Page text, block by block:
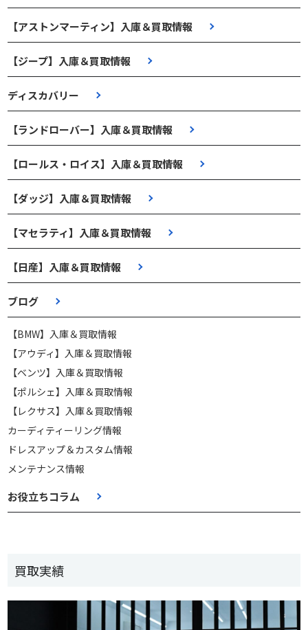
【アストンマーティン】入庫＆買取情報
【ジープ】入庫＆買取情報
ディスカバリー
【ランドローバー】入庫＆買取情報
【ロールス・ロイス】入庫＆買取情報
【ダッジ】入庫＆買取情報
【マセラティ】入庫＆買取情報
【日産】入庫＆買取情報
ブログ
【BMW】入庫＆買取情報
【アウディ】入庫＆買取情報
【ベンツ】入庫＆買取情報
【ポルシェ】入庫＆買取情報
【レクサス】入庫＆買取情報
カーディティーリング情報
ドレスアップ＆カスタム情報
メンテナンス情報
お役立ちコラム
買取実績